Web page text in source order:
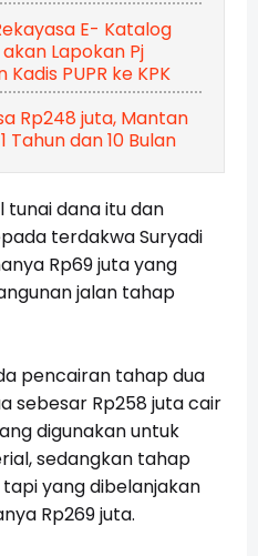
E- Katalog
akan Lapokan Pj
PUPR ke KPK
Rp248 juta, Mantan
Tahun dan 10 Bulan
tunai dana itu dan
terdakwa Suryadi
Rp69 juta yang
jalan tahap
pencairan tahap dua
sebesar Rp258 juta cair
digunakan untuk
sedangkan tahap
yang dibelanjakan
Rp269 juta.